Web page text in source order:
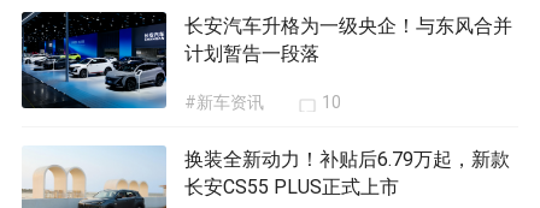
长安汽车升格为一级央企！与东风合并
计划暂告一段落
#新车资讯 10
换装全新动力！补贴后6.79万起，新款
长安CS55 PLUS正式上市